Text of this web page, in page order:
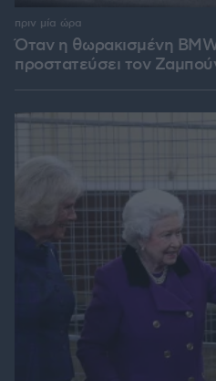
Όταν η θωρακισμένη
προστατεύσει τον
πριν μία ώρα